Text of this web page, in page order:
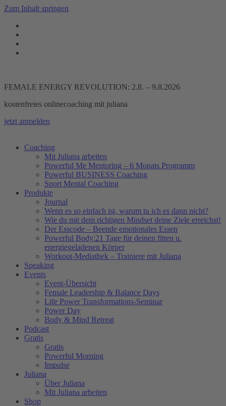
Zum Inhalt springen
FEMALE ENERGY REVOLUTION: 2.8. – 9.8.2026
kostenfreies onlinecoaching mit juliana
jetzt anmelden
Coaching
Mit Juliana arbeiten
Powerful Me Mentoring – 6 Monats Programm
Powerful BUSINESS Coaching
Sport Mental Coaching
Produkte
Journal
Wenn es so einfach ist, warum tu ich es dann nicht?
Wie du mit dem richtigen Mindset deine Ziele erreichst!
Der Esscode – Beende emotionales Essen
Powerful Body:21 Tage für deinen fitten u.
energiegeladenen Körper
Workout-Mediathek – Trainiere mit Juliana
Speaking
Events
Event-Übersicht
Female Leadership & Balance Days
Life Power Transformations-Seminar
Power Day
Body & Mind Retreat
Podcast
Gratis
Gratis
Powerful Morning
Impulse
Juliana
Über Juliana
Mit Juliana arbeiten
Shop